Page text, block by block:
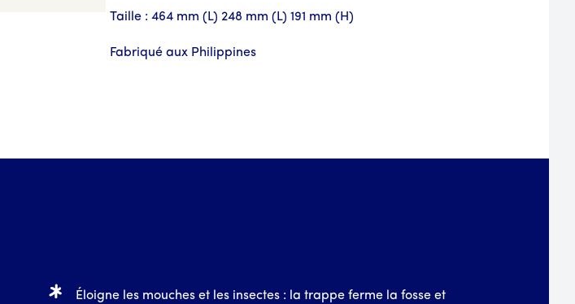
Taille : 464 mm (L) 248 mm (L) 191 mm (H)
Fabriqué aux Philippines
Éloigne les mouches et les insectes : la trappe ferme la fosse et